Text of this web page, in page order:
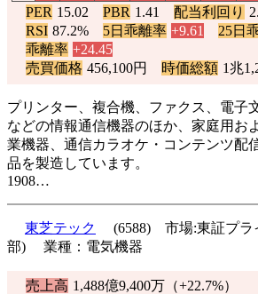
PER 15.02 PBR 1.41 配当利回り
RSI 87.2% 5日乖離率 +9.61 25日
乖離率 +24.45
売買価格 456,100円 時価総額 1兆
プリンター、複合機、ファクス、電子
などの情報通信機器のほか、家庭用お
業機器、通信カラオケ・コンテンツ配
品を製造しています。
1908…
東芝テック
(6588) 市場:東証プラ
部) 業種：電気機器
売上高 1,488億9,400万（+22.7%）